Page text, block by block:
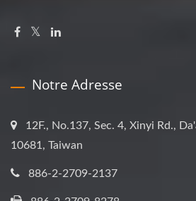
Notre Adresse
12F., No.137, Sec. 4, Xinyi Rd.,
10681, Taiwan
886-2-2709-2137